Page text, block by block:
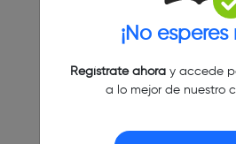
¡No esperes
Regístrate ahoray accede
a lo mejor de nuestro